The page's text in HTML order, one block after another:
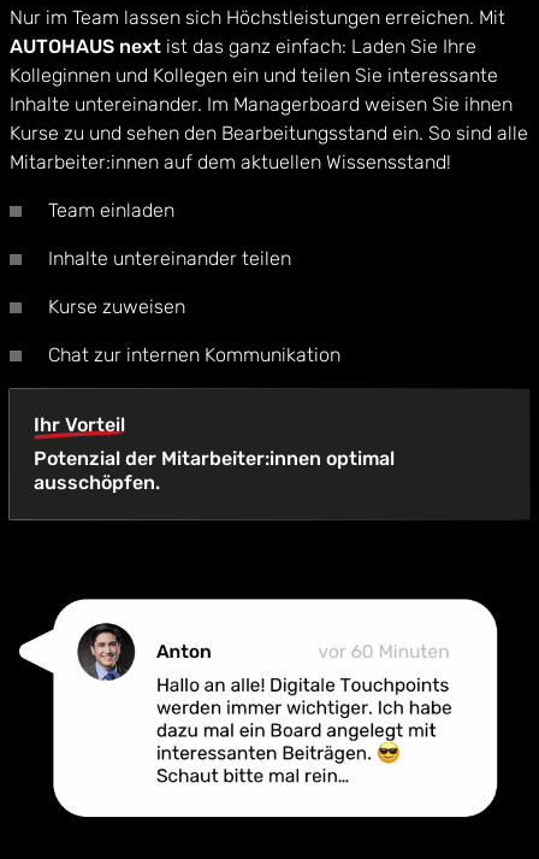
Nur im Team lassen sich Höchstleistungen erreichen. Mit
AUTOHAUS next ist das ganz einfach: Laden Sie Ihre
Kolleginnen und Kollegen ein und teilen Sie interessante
Inhalte untereinander. Im Managerboard weisen Sie ihnen
Kurse zu und sehen den Bearbeitungsstand ein. So sind alle
Mitarbeiter:innen auf dem aktuellen Wissensstand!
Team einladen
Inhalte untereinander teilen
Kurse zuweisen
Chat zur internen Kommunikation
Ihr Vorteil
Potenzial der Mitarbeiter:innen optimal
ausschöpfen.